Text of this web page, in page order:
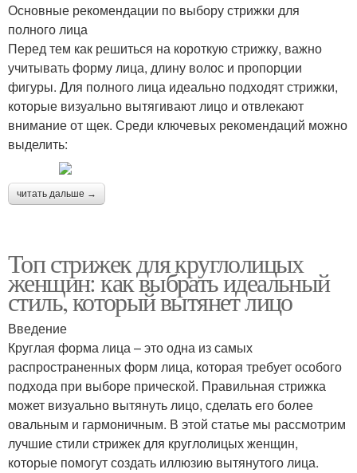
Основные рекомендации по выбору стрижки для
полного лица
Перед тем как решиться на короткую стрижку, важно
учитывать форму лица, длину волос и пропорции
фигуры. Для полного лица идеально подходят стрижки,
которые визуально вытягивают лицо и отвлекают
внимание от щек. Среди ключевых рекомендаций можно
выделить:
читать дальше →
Топ стрижек для круглолицых
женщин: как выбрать идеальный
стиль, который вытянет лицо
Введение
Круглая форма лица – это одна из самых
распространенных форм лица, которая требует особого
подхода при выборе прической. Правильная стрижка
может визуально вытянуть лицо, сделать его более
овальным и гармоничным. В этой статье мы рассмотрим
лучшие стили стрижек для круглолицых женщин,
которые помогут создать иллюзию вытянутого лица.